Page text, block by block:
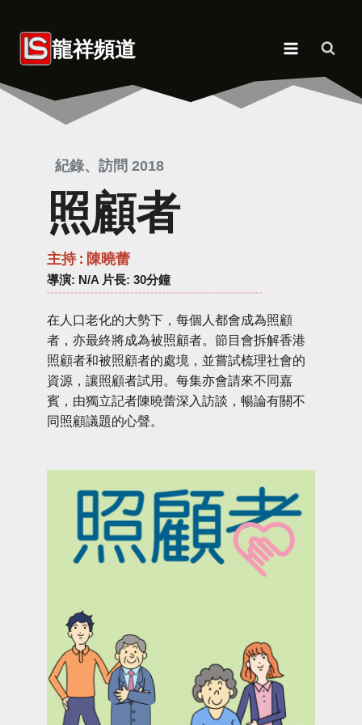
content 龍祥頻道
紀錄、訪問 2018
照顧者
主持 : 陳曉蕾
導演: N/A 片長: 30分鐘
在人口老化的大勢下，每個人都會成為照顧
者，亦最終將成為被照顧者。節目會拆解香港
照顧者和被照顧者的處境，並嘗試梳理社會的
資源，讓照顧者試用。每集亦會請來不同嘉
賓，由獨立記者陳曉蕾深入訪談，暢論有關不
同照顧議題的心聲。